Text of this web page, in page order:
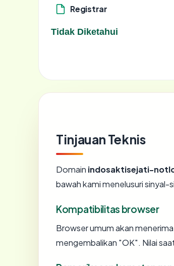
Registrar
Tidak Diketahui
Tinjauan Teknis
Domain indosaktisejati-
bawah kami menelusuri sinyal-
Kompatibilitas browser
Browser umum akan
mengembalikan "OK". Nilai